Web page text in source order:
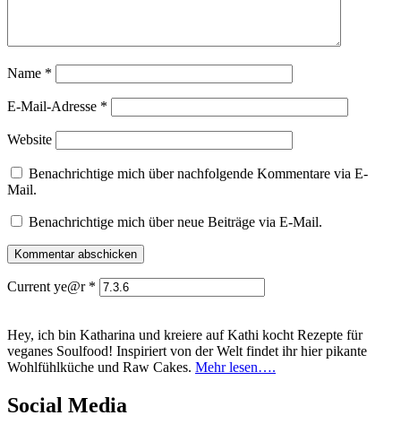
Name *
E-Mail-Adresse *
Website
Benachrichtige mich über nachfolgende Kommentare via E-
Mail.
Benachrichtige mich über neue Beiträge via E-Mail.
Current ye@r *
Hey, ich bin Katharina und kreiere auf Kathi kocht Rezepte für
veganes Soulfood! Inspiriert von der Welt findet ihr hier pikante
Wohlfühlküche und Raw Cakes. Mehr lesen….
Social Media